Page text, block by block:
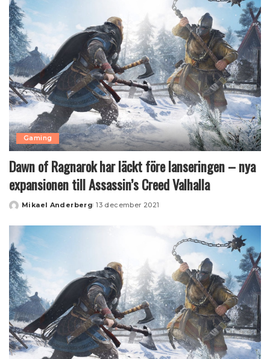
Gaming
Dawn of Ragnarok har läckt före lanseringen – nya
expansionen till Assassin’s Creed Valhalla
Posted
Mikael Anderberg 13 december 2021